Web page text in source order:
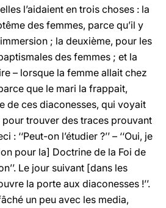
l’aidaient en trois choses : la
des femmes, parce qu’il y
; la deuxième, pour les
des femmes ; et la
– lorsque la femme allait chez
que le mari la frappait,
de ces diaconesses, qui voyait
trouver des traces prouvant
: ‘‘Peut-on l’étudier ?’’ – ‘‘Oui, je
pour la] Doctrine de la Foi de
Le jour suivant [dans les
la porte aux diaconesses !’’.
un peu avec les media,